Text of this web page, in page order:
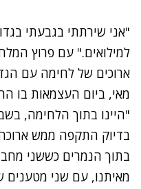
"אני שירתתי בגבעתי
למילואים." עם פרוץ
ארוכים של לחימה עם
מאי, ביום העצמאות בו
"היינו בתוך הלחימה,
בדיוק התקפה ממש ארוכה
מאיתנו, עם שני מטענים